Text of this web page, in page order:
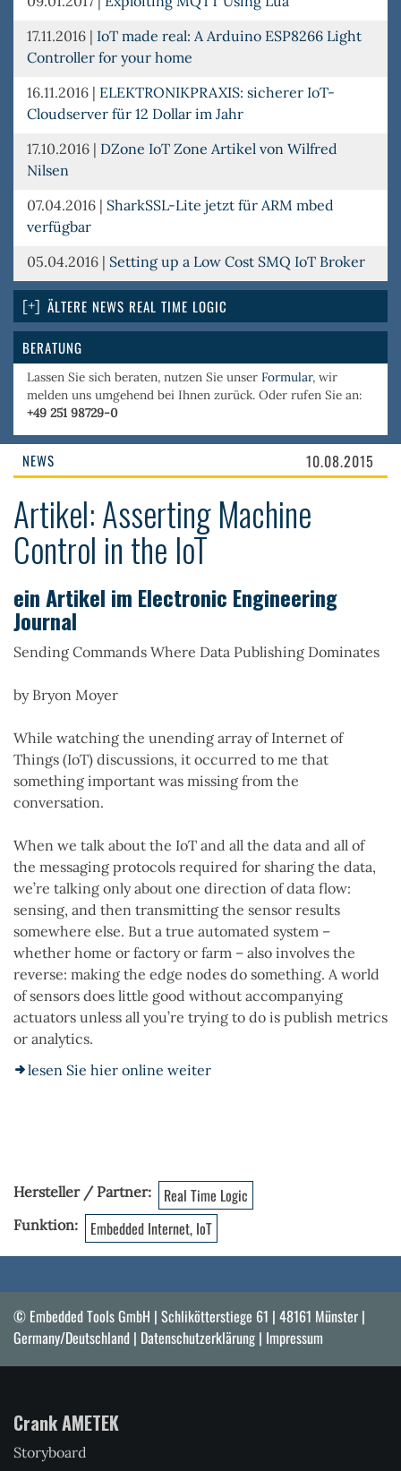
17.11.2016 | IoT made real: A Arduino ESP8266 Light
Controller for your home
16.11.2016 | ELEKTRONIKPRAXIS: sicherer IoT-
Cloudserver für 12 Dollar im Jahr
17.10.2016 | DZone IoT Zone Artikel von Wilfred
Nilsen
07.04.2016 | SharkSSL-Lite jetzt für ARM mbed
verfügbar
05.04.2016 | Setting up a Low Cost SMQ IoT Broker
ÄLTERE NEWS REAL TIME LOGIC
BERATUNG
Lassen Sie sich beraten, nutzen Sie unser Formular, wir
melden uns umgehend bei Ihnen zurück. Oder rufen Sie an:
+49 251 98729-0
NEWS 10.08.2015
Artikel: Asserting Machine
Control in the IoT
ein Artikel im Electronic Engineering
Journal
Sending Commands Where Data Publishing Dominates
by Bryon Moyer
While watching the unending array of Internet of
Things (IoT) discussions, it occurred to me that
something important was missing from the
conversation.
When we talk about the IoT and all the data and all of
the messaging protocols required for sharing the data,
we’re talking only about one direction of data flow:
sensing, and then transmitting the sensor results
somewhere else. But a true automated system –
whether home or factory or farm – also involves the
reverse: making the edge nodes do something. A world
of sensors does little good without accompanying
actuators unless all you’re trying to do is publish metrics
or analytics.
lesen Sie hier online weiter
Hersteller / Partner Real Time Logic
Funktion Embedded Internet, IoT
© Embedded Tools GmbH | Schlikötterstiege 61 | 48161 Münster |
Germany/Deutschland | Datenschutzerklärung | Impressum
Crank AMETEK
Storyboard